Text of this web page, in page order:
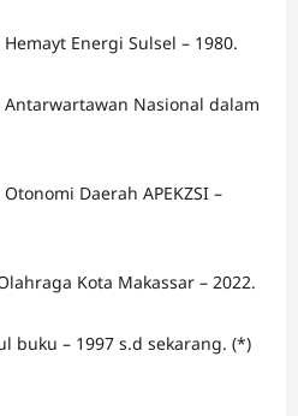
Energi Sulsel – 1980.
Antarwartawan Nasional dalam
Daerah APEKZSI –
Kota Makassar – 2022.
buku – 1997 s.d sekarang. (*)